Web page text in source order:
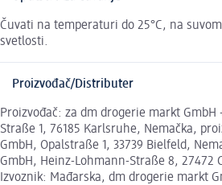
Čuvati na temperaturi do 25°C, na
svetlosti.
Proizvođač/Distributer
Proizvođač: za dm drogerie markt GmbH
Straße 1, 76185 Karlsruhe, Nemačka,
GmbH, Opalstraße 1, 33739 Bielfeld,
GmbH, Heinz-Lohmann-Straße 8, 27472
Izvoznik: Mađarska, dm drogerie markt